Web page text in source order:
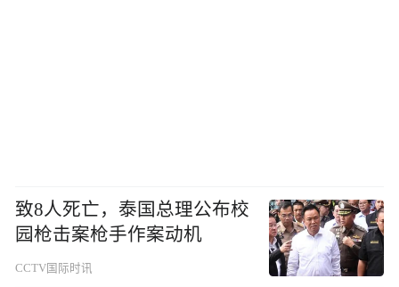
致8人死亡，泰国总理公布校
园枪击案枪手作案动机
CCTV国际时讯